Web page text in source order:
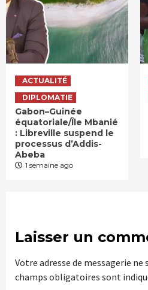
ACTUALITÉ
DIPLOMATIE
Gabon–Guinée
équatoriale/Île Mbanié
: Libreville suspend le
processus d’Addis-
Abeba
1 semaine ago
Laisser un
Votre adresse de messagerie ne
champs obligatoires sont